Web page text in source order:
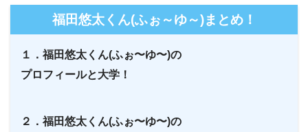
福田悠太くん(ふぉ～ゆ～)まとめ！
１．福田悠太くん(ふぉ〜ゆ〜)の
プロフィールと大学！
２．福田悠太くん(ふぉ〜ゆ〜)の